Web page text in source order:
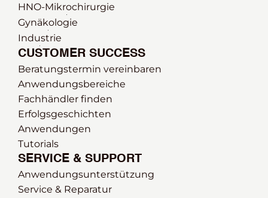
HNO-Mikrochirurgie
Gynäkologie
Industrie
SERVICE & SUPPORT
Service & Reparatur
Anwendungsunterstützung
CUSTOMER SUCCESS
Beratungstermin vereinbaren
Anwendungsbereiche
Fachhändler finden
Erfolgsgeschichten
Anwendungen
Tutorials